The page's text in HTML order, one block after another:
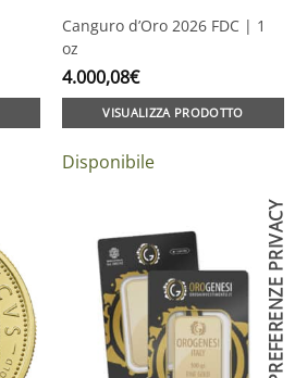
Canguro d’Oro 2026 FDC | 1
oz
4.000,08€
VISUALIZZA PRODOTTO
Disponibile